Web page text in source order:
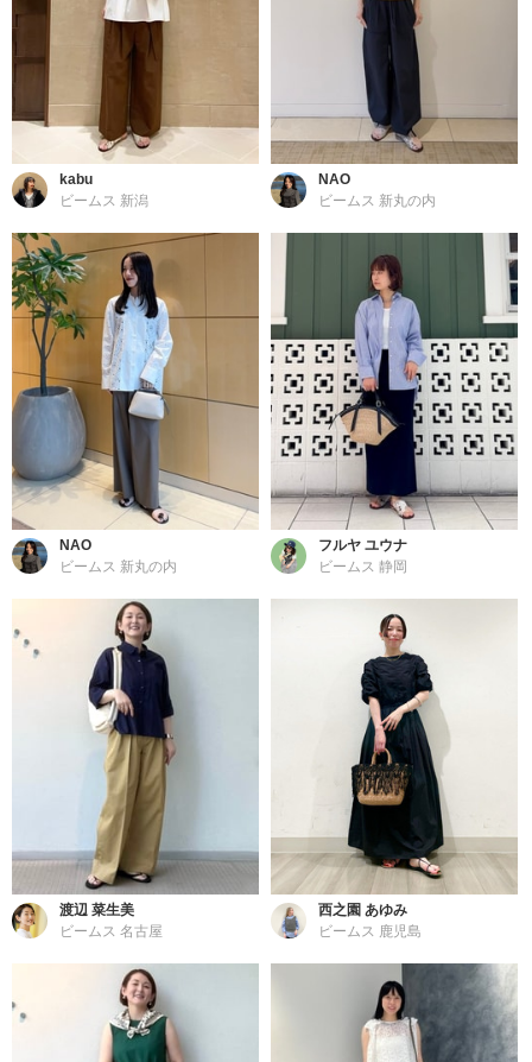
kabu
ビームス 新潟
NAO
ビームス 新丸の内
NAO
ビームス 新丸の内
フルヤ ユウナ
ビームス 静岡
渡辺 菜生美
ビームス 名古屋
西之園 あゆみ
ビームス 鹿児島